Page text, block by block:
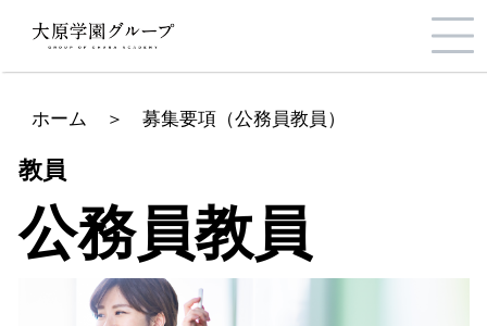
ホーム ＞ 募集要項（公務員教員）
教員
公務員教員